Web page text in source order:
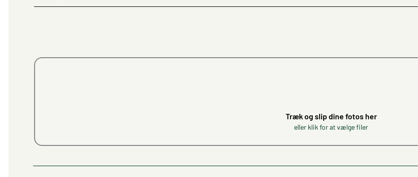
Træk og slip dine fotos her
eller klik for at vælge filer